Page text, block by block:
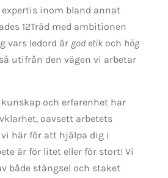
expertis inom bland annat
12Träd med ambitionen
vars ledord är god etikoch hög
utifrån den vägen vi arbetar
och erfarenhet har
oavsett arbetets
här för att hjälpa dig i
är för litet eller för stort! Vi
både stängsel och staket